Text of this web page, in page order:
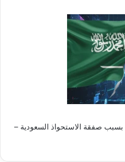
خطط لاحتجاجات أمام مقر EA بسبب صفقة الاستحواذ السعودية –